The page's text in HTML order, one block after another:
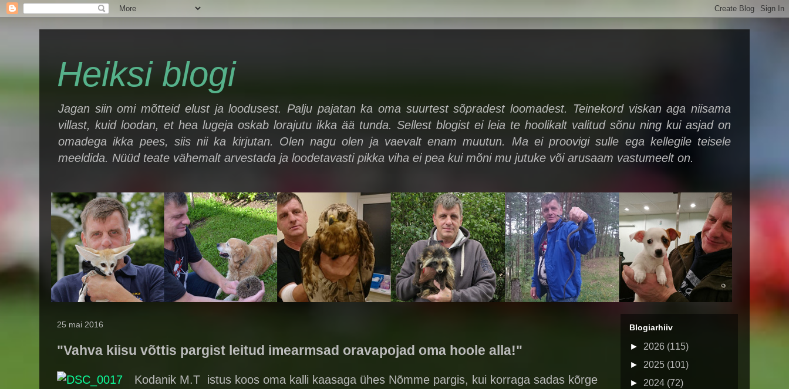
Heiksi blogi
Jagan siin omi mõtteid elust ja loodusest. Palju pajatan ka oma suurtest sõpradest loomadest. Teinekord viskan aga niisama
villast, kuid loodan, et hea lugeja oskab lorajutu ikka ää tunda. Sellest blogist ei leia te hoolikalt valitud sõnu ning kui asjad on
omadega ikka pees, siis nii ka kirjutan. Olen nagu olen ja vaevalt enam muutun. Ma ei proovigi sulle ega kellegile teisele
meeldida. Nüüd teate vähemalt arvestada ja loodetavasti pikka viha ei pea kui mõni mu jutuke või arusaam vastumeelt on.
25 mai 2016
"Vahva kiisu võttis pargist leitud imearmsad oravapojad oma hoole alla!"
Kodanik M.T istus koos oma kalli kaasaga ühes Nõmme pargis, kui korraga sadas kõrge
Blogiarhiiv
► 2026 (115)
► 2025 (101)
► 2024 (72)